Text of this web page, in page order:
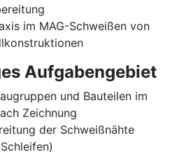
im MAG-Schweißen von
Aufgabengebiet
und Bauteilen im
Zeichnung
der Schweißnähte